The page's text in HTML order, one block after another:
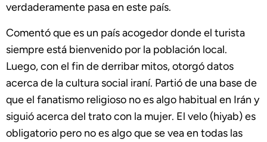
verdaderamente pasa en este país.
Comentó que es un país acogedor donde el turista
siempre está bienvenido por la población local.
Luego, con el fin de derribar mitos, otorgó datos
acerca de la cultura social iraní. Partió de una base de
que el fanatismo religioso no es algo habitual en Irán y
siguió acerca del trato con la mujer. El velo (hiyab) es
obligatorio pero no es algo que se vea en todas las